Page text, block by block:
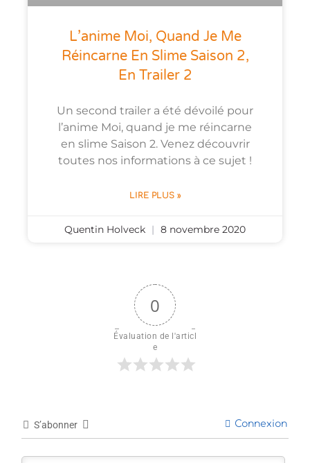
L’anime Moi, Quand Je Me
Réincarne En Slime Saison 2,
En Trailer 2
Un second trailer a été dévoilé pour
l’anime Moi, quand je me réincarne
en slime Saison 2. Venez découvrir
toutes nos informations à ce sujet !
LIRE PLUS »
Quentin Holveck 8 novembre 2020
0
Évaluation de l'articl
e
S’abonner Connexion